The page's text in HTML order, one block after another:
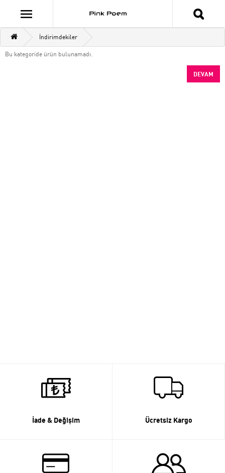
İndirimdekiler
Bu kategoride ürün bulunamadı.
DEVAM
İade & Değişim Ücretsiz Kargo